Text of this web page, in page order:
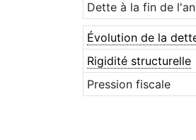
Dette à la fin de
Évolution de la
Rigidité structurelle
Pression fiscale